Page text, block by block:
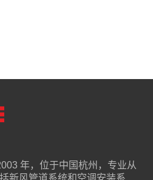
年，位于中国杭州，专业从